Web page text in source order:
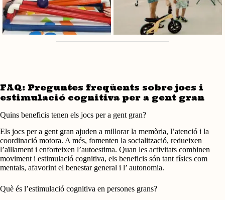
FAQ: Preguntes freqüents sobre jocs i
estimulació cognitiva per a gent gran
Quins beneficis tenen els jocs per a gent gran?
Els jocs per a gent gran ajuden a millorar la memòria, l’atenció i la
coordinació motora. A més, fomenten la socialització, redueixen
l’aïllament i enforteixen l’autoestima. Quan les activitats combinen
moviment i estimulació cognitiva, els beneficis són tant físics com
mentals, afavorint el benestar general i l’ autonomia.
Què és l’estimulació cognitiva en persones grans?